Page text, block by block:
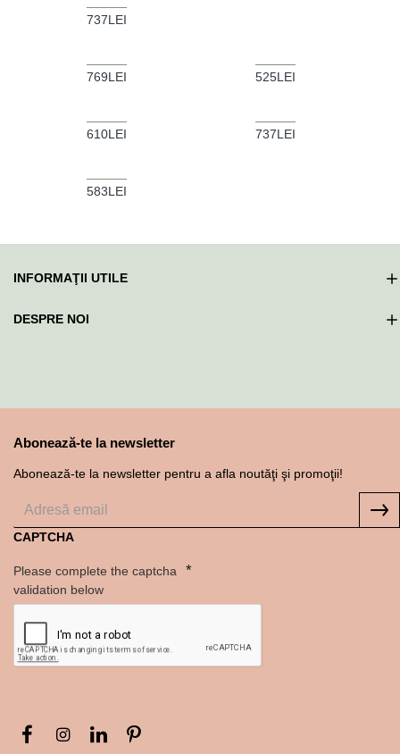
737LEI
769LEI 525LEI
610LEI 737LEI
583LEI
INFORMAŢII UTILE
DESPRE NOI
Abonează-te la newsletter
Abonează-te la newsletter pentru a afla noutăţi şi promoţii!
CAPTCHA
Please complete the captcha
validation below